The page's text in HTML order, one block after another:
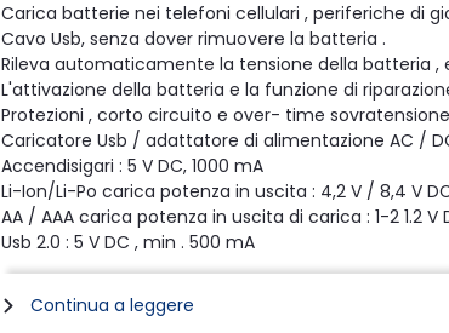
Carica batterie nei telefoni cellulari , periferiche di
Cavo Usb, senza dover rimuovere la batteria .
Rileva automaticamente la tensione della batteria ,
L'attivazione della batteria e la funzione di
Protezioni , corto circuito e over- time
Caricatore Usb / adattatore di alimentazione AC /
Accendisigari : 5 V DC, 1000 mA
Li-Ion/Li-Po carica potenza in uscita : 4,2 V / 8,4 V
AA / AAA carica potenza in uscita di carica : 1-2 1.2 V
Usb 2.0 : 5 V DC , min . 500 mA
Li-Ion/Li-Po carica potenza in uscita : 4,2 V / 8,4 V
AA / AAA carica potenza in uscita : 1-2 1.2 V DC, 700-
dimensioni / Peso : 100 ( L) * 59 ( W ) * 26 ( H) mm/
Continua a leggere